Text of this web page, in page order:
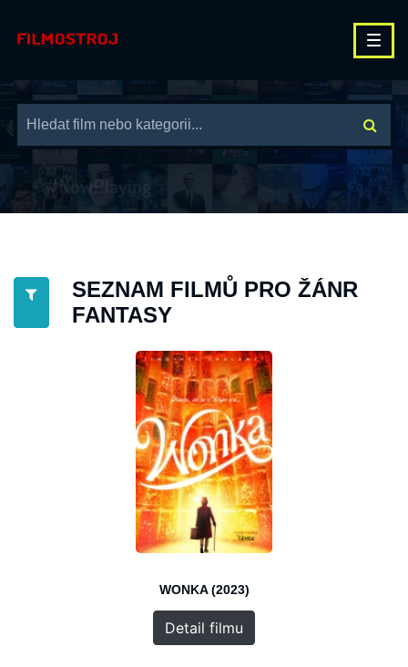
SEZNAM FILMŮ PRO ŽÁNR
FANTASY
WONKA (2023)
Detail filmu